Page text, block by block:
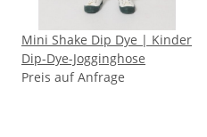
Mini Shake Dip Dye | Kinder
Dip-Dye-Jogginghose
Preis auf Anfrage